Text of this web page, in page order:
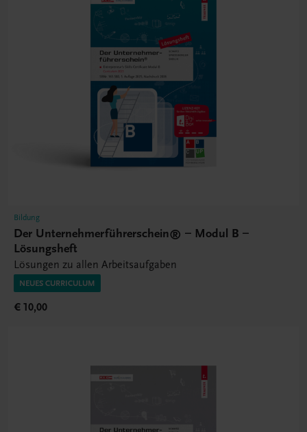
Bildung
Der Unternehmerführerschein® – Modul B –
Lösungsheft
Lösungen zu allen Arbeitsaufgaben
NEUES CURRICULUM
€ 10,00